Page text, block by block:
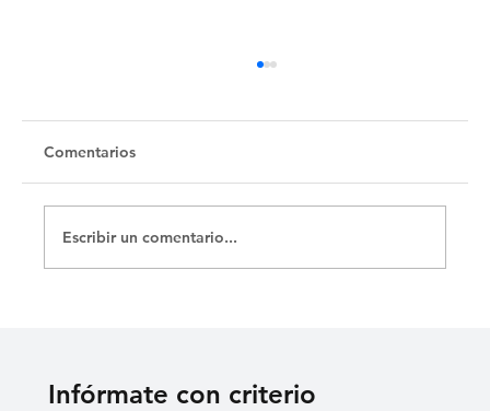
Comentarios
Escribir un comentario...
Infórmate con criterio